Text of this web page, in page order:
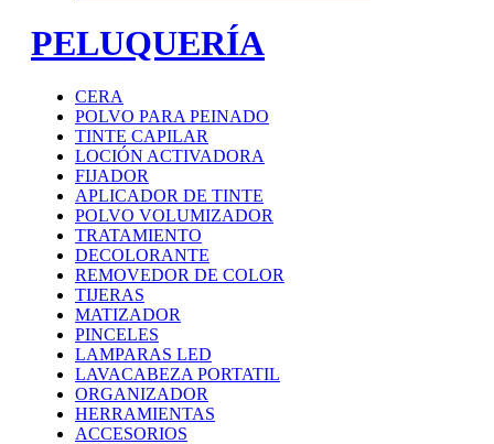
PELUQUERÍA
CERA
POLVO PARA PEINADO
TINTE CAPILAR
LOCIÓN ACTIVADORA
FIJADOR
APLICADOR DE TINTE
POLVO VOLUMIZADOR
TRATAMIENTO
DECOLORANTE
REMOVEDOR DE COLOR
TIJERAS
MATIZADOR
PINCELES
LAMPARAS LED
LAVACABEZA PORTATIL
ORGANIZADOR
HERRAMIENTAS
ACCESORIOS